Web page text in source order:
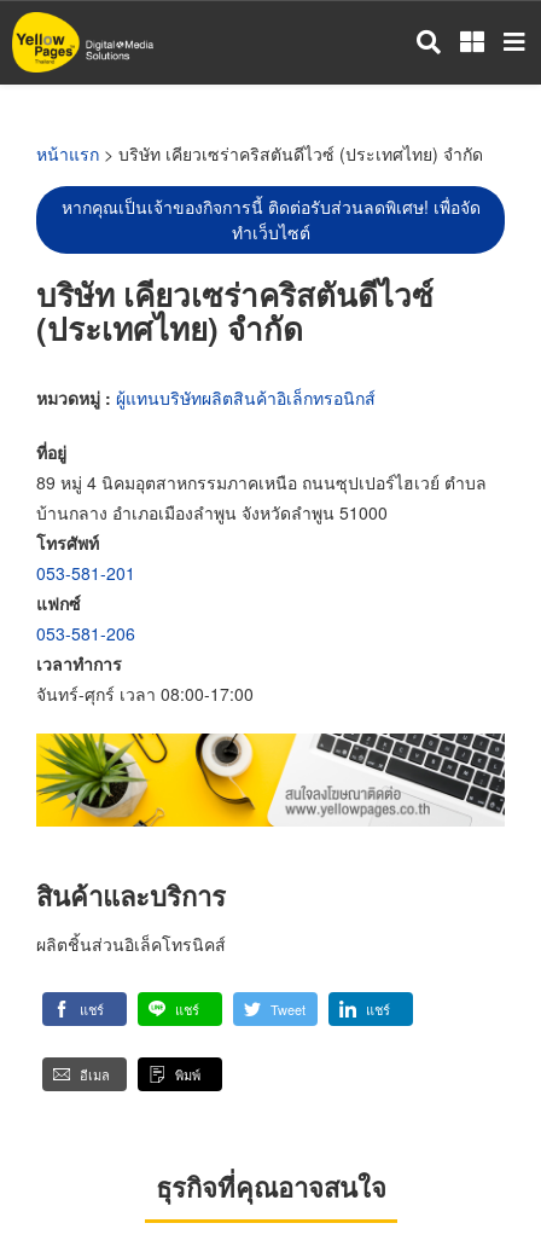
ข้าม
ไป
หน้าแรก > บริษัท เคียวเซร่าคริสตันดีไวซ์ (ประเทศไทย) จำกัด
หากคุณเป็นเจ้าของกิจการนี้ ติดต่อรับส่วนลดพิเศษ! เพื่อจัด
ทำเว็บไซต์
บริษัท เคียวเซร่าคริสตันดีไวซ์
(ประเทศไทย) จำกัด
หมวดหมู่ : ผู้แทนบริษัทผลิตสินค้าอิเล็กทรอนิกส์
ที่อยู่
89 หมู่ 4 นิคมอุตสาหกรรมภาคเหนือ ถนนซุปเปอร์ไฮเวย์ ตำบล
บ้านกลาง อำเภอเมืองลำพูน จังหวัดลำพูน 51000
โทรศัพท์
053-581-201
แฟกซ์
053-581-206
เวลาทำการ
จันทร์-ศุกร์ เวลา 08:00-17:00
สินค้าและบริการ
ผลิตชิ้นส่วนอิเล็คโทรนิคส์
แชร์ แชร์ Tweet แชร์
อีเมล พิมพ์
ธุรกิจที่คุณอาจสนใจ